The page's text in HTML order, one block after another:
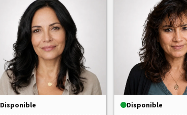
Disponible Disponible